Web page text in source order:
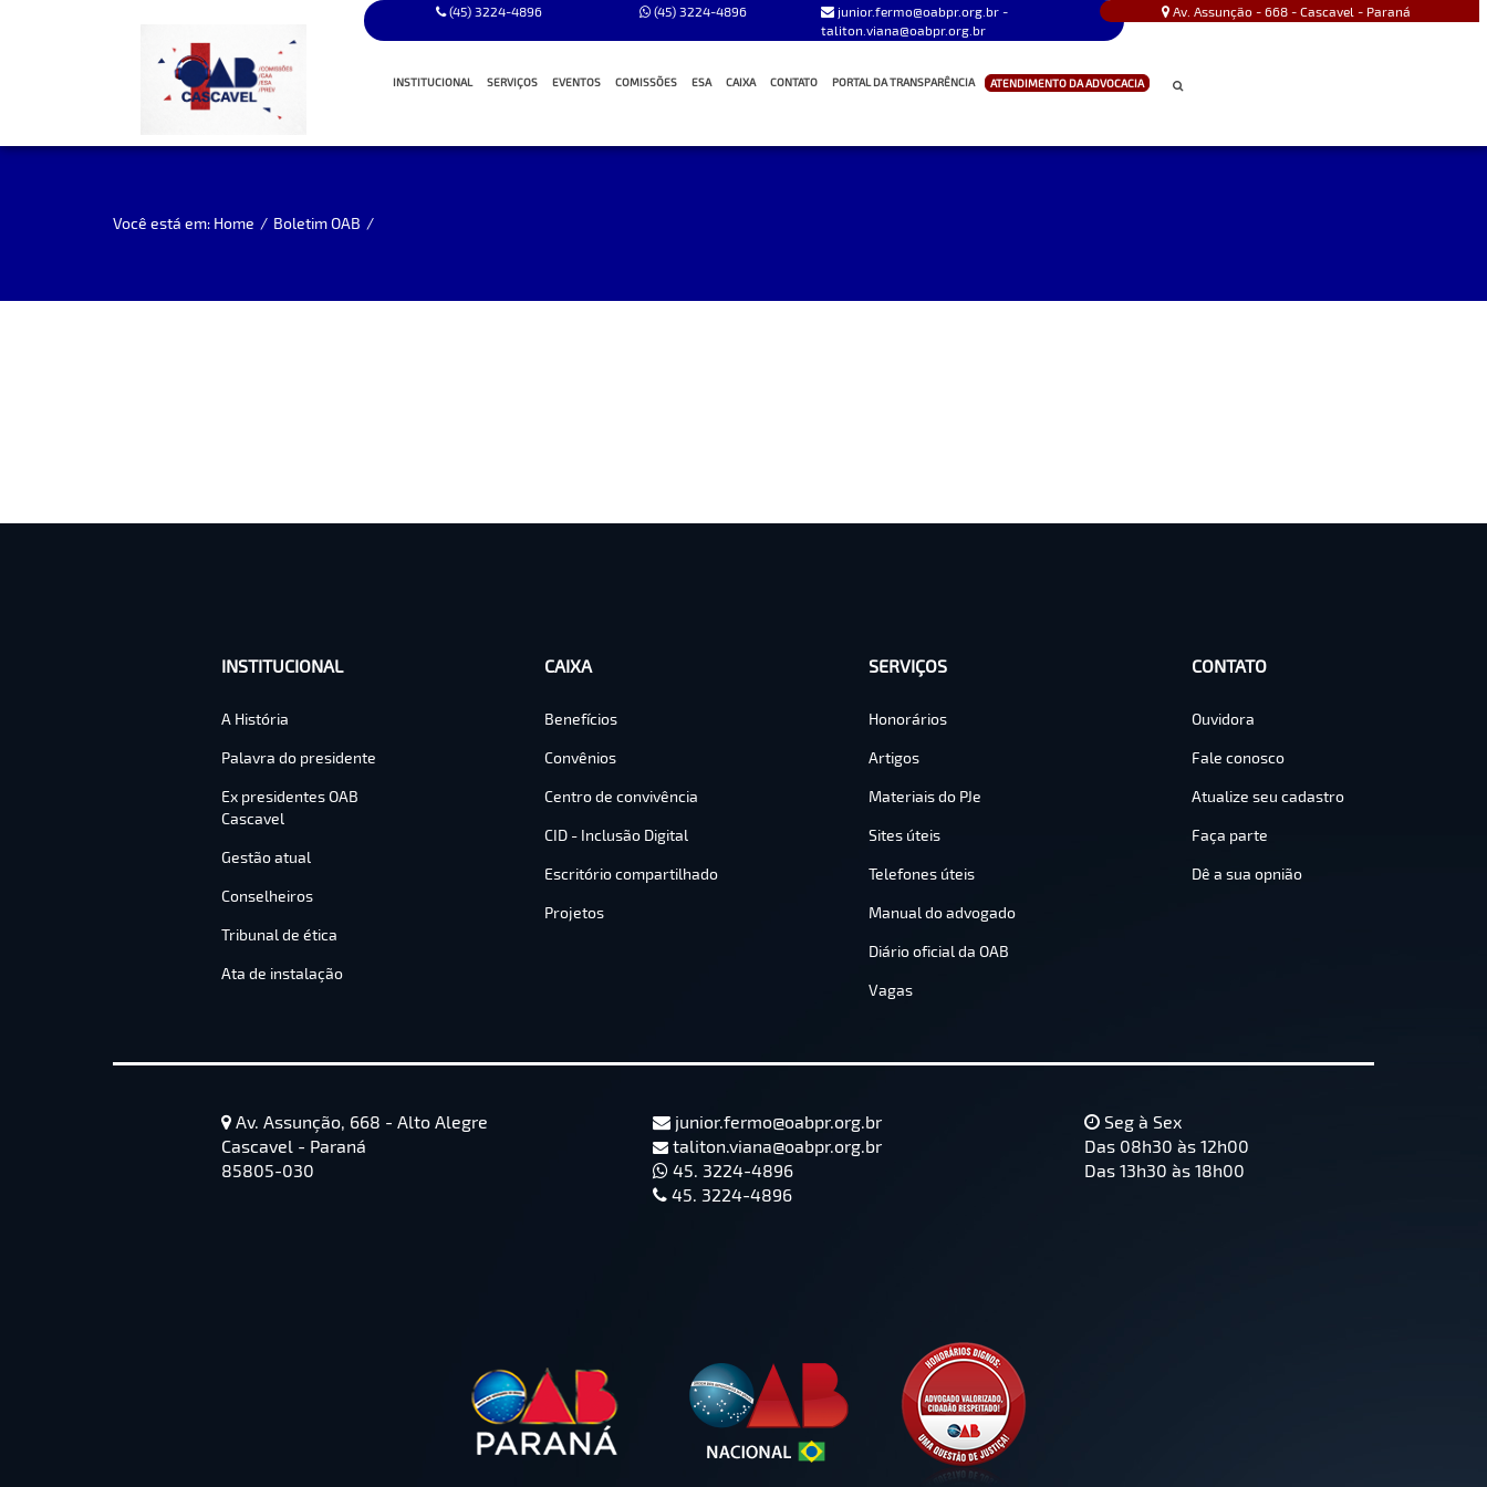
(45) 3224-4896 (45) 3224-4896
junior.fermo@oabpr.org.br -
taliton.viana@oabpr.org.br
Av. Assunção - 668 - Cascavel - Paraná
INSTITUCIONAL
A HISTÓRIA
CONSELHEIROS
SERVIÇOS
HONORÁRIOS
TELEFONES ÚTEIS
EVENTOS COMISSÕES
LISTA DE COMISSÕES
ESA CAIXA
BENEFÍCIOS
CID - INCLUSÃO DIGITAL
CONTATO
OUVIDORIA
FAÇA PARTE
PORTAL DA TRANSPARÊNCIA ATENDIMENTO DA ADVOCACIA
CONTATO
Você está em: Home / Boletim OAB /
INSTITUCIONAL
A História
Palavra do presidente
Ex presidentes OAB
Cascavel
Gestão atual
Conselheiros
Tribunal de ética
Ata de instalação
CAIXA
Benefícios
Convênios
Centro de convivência
CID - Inclusão Digital
Escritório compartilhado
Projetos
SERVIÇOS
Honorários
Artigos
Materiais do PJe
Sites úteis
Telefones úteis
Manual do advogado
Diário oficial da OAB
Vagas
CONTATO
Ouvidora
Fale conosco
Atualize seu cadastro
Faça parte
Dê a sua opnião
Av. Assunção, 668 - Alto Alegre
Cascavel - Paraná
85805-030
junior.fermo@oabpr.org.br
taliton.viana@oabpr.org.br
45. 3224-4896
45. 3224-4896
Seg à Sex
Das 08h30 às 12h00
Das 13h30 às 18h00